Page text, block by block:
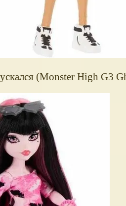
(Monster High G3